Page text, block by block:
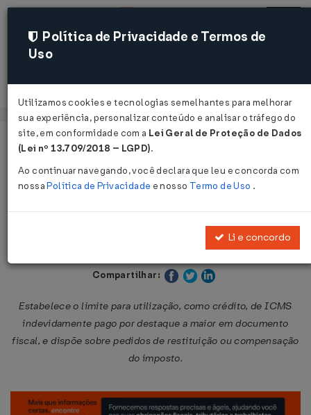
Acessar
Página Inicial Legislações
Portaria SRE Nº 84 DE 05/10/2022
Publicado no DOE - SP em 6 out 2022
Compartilhar:
Estabelece o limite para utilização, como crédito, de ICMS
indevidamente pago por destaque a maior em documento
fiscal, e dispõe sobre pedidos de restituição ou compensação
do imposto.
Política de Privacidade e Termos de
Uso
Utilizamos cookies e tecnologias semelhantes para melhorar
sua experiência, personalizar conteúdo e analisar o tráfego do
site, em conformidade com a Lei Geral de Proteção de Dados
(Lei nº 13.709/2018 – LGPD).
Ao continuar navegando, você declara que leu e concorda com
nossaPolítica de Privacidade e nosso Termo de Uso .
Li e concordo